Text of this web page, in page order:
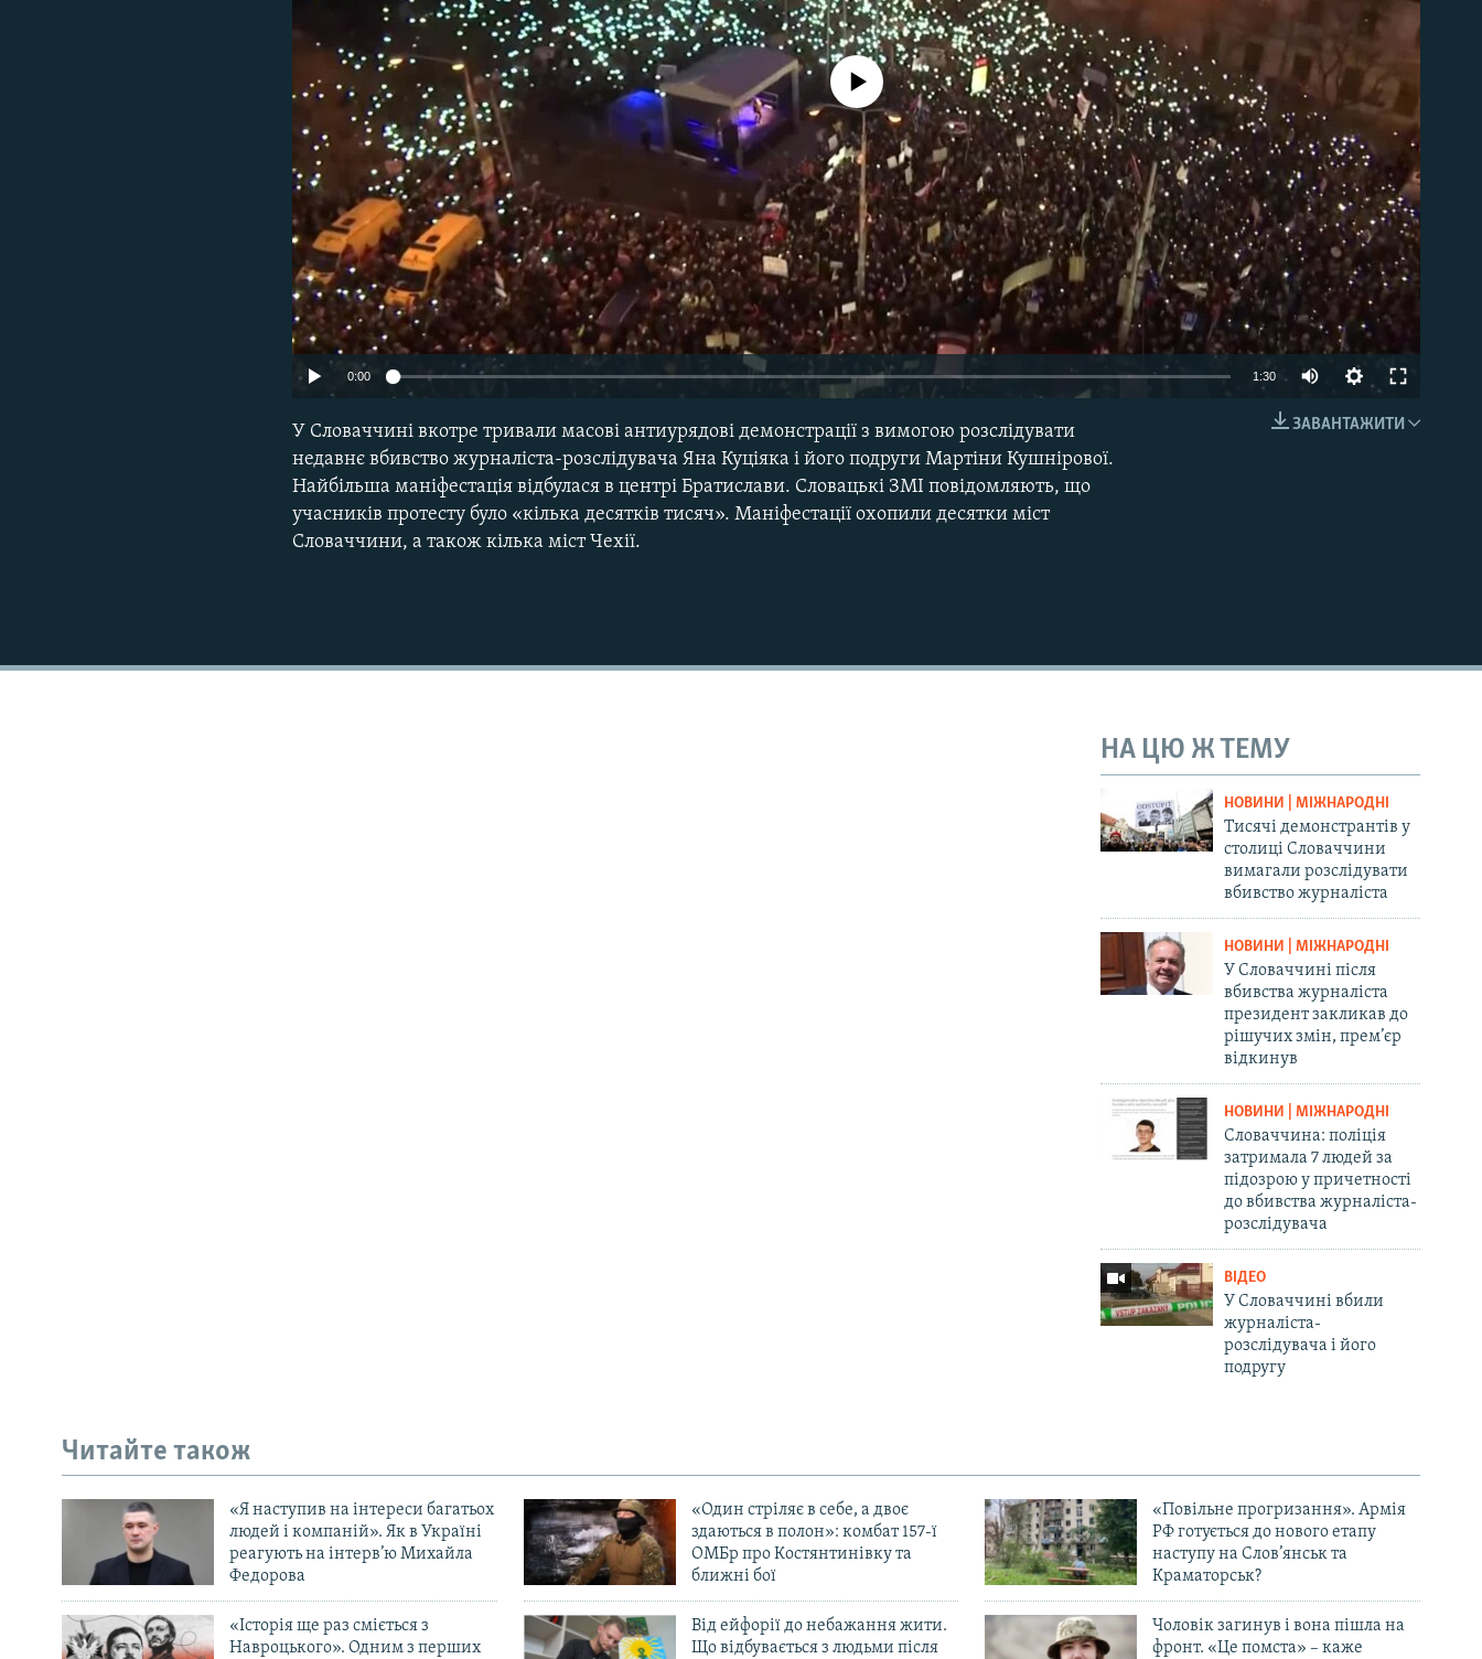
No media source currently available
0:00 1:30
ЗАВАНТАЖИТИ
У Словаччині вкотре тривали масові антиурядові демонстрації з вимогою розслідувати
недавнє вбивство журналіста-розслідувача Яна Куціяка і його подруги Мартіни Кушнірової.
Найбільша маніфестація відбулася в центрі Братислави. Словацькі ЗМІ повідомляють, що
учасників протесту було «кілька десятків тисяч». Маніфестації охопили десятки міст
Словаччини, а також кілька міст Чехії.
НА ЦЮ Ж ТЕМУ
НОВИНИ | МІЖНАРОДНІ
Тисячі демонстрантів у
столиці Словаччини
вимагали розслідувати
вбивство журналіста
НОВИНИ | МІЖНАРОДНІ
У Словаччині після
вбивства журналіста
президент закликав до
рішучих змін, прем’єр
відкинув
НОВИНИ | МІЖНАРОДНІ
Словаччина: поліція
затримала 7 людей за
підозрою у причетності
до вбивства журналіста-
розслідувача
ВІДЕО
У Словаччині вбили
журналіста-
розслідувача і його
подругу
Читайте також
«Я наступив на інтереси багатьох
людей і компаній». Як в Україні
реагують на інтерв’ю Михайла
Федорова
«Один стріляє в себе, а двоє
здаються в полон»: комбат 157-ї
ОМБр про Костянтинівку та
ближні бої
«Повільне прогризання». Армія
РФ готується до нового етапу
наступу на Слов’янськ та
Краматорськ?
«Історія ще раз сміється з
Навроцького». Одним з перших
Від ейфорії до небажання жити.
Що відбувається з людьми після
Чоловік загинув і вона пішла на
фронт. «Це помста» – каже